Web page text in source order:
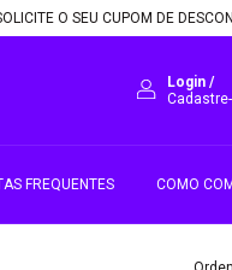
O SEU CUPOM DE
Login/
FREQUENTES COMO